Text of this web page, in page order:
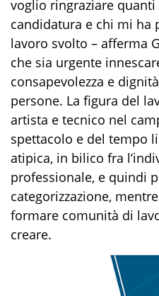
voglio ringraziare
candidatura e chi mi ha
lavoro svolto – afferma
che sia urgente
consapevolezza e
persone. La figura del
artista e tecnico nel
spettacolo e del tempo
atipica, in bilico fra
professionale, e quindi
categorizzazione,
formare comunità di
creare.